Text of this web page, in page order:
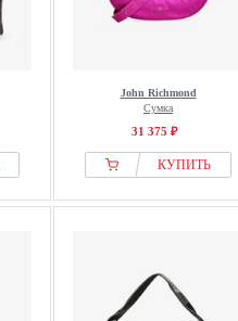
John Richmond
Сумка
31 375 ₽
КУПИТЬ